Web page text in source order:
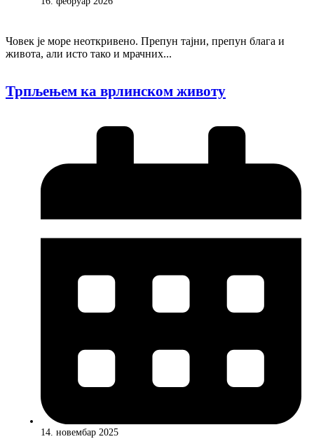
Човек је море неоткривено. Препун тајни, препун блага и
живота, али исто тако и мрачних...
Трпљењем ка врлинском животу
14. новембар 2025